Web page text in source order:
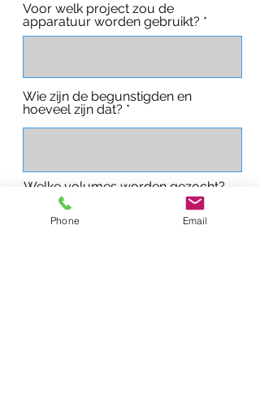
Voor welk project zou de
apparatuur worden gebruikt?
Wie zijn de begunstigden en
hoeveel zijn dat?
Welke volumes worden gezocht?
Phone Email